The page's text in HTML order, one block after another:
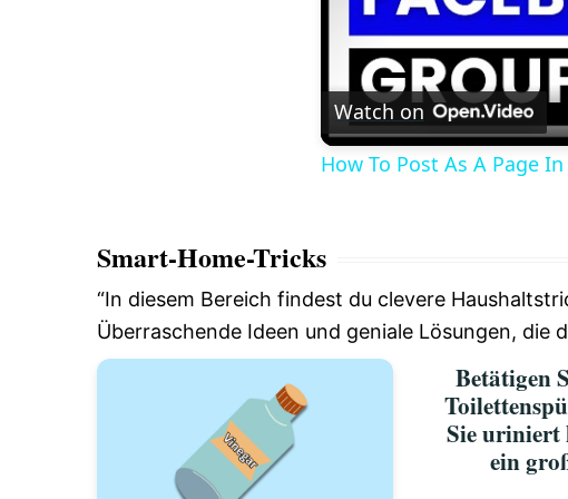
Watch on
How To Post As A Page
Smart-Home-Tricks
“In diesem Bereich findest du clevere
Überraschende Ideen und geniale Lösungen, die
Betätigen
Sie uriniert
ein